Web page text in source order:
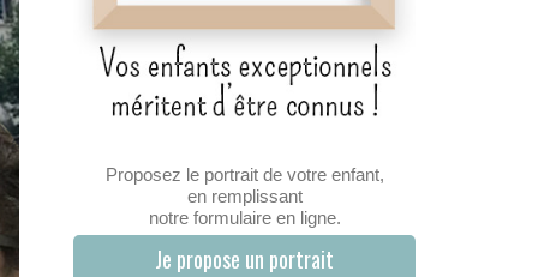
Proposez le portrait de votre enfant,
en remplissant
notre formulaire en ligne.
Je propose un portrait